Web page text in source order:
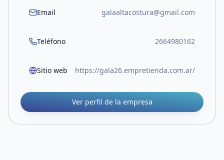
Email galaaltacostura@gmail.com
Teléfono 2664980162
Sitio web https://gala26.empretienda.com.ar/
Ver perfil de la empresa